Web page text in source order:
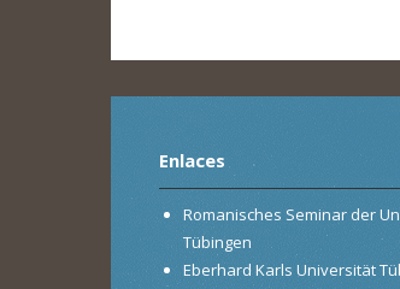
Enlaces
Romanisches Seminar der
Tübingen
Eberhard Karls Universität